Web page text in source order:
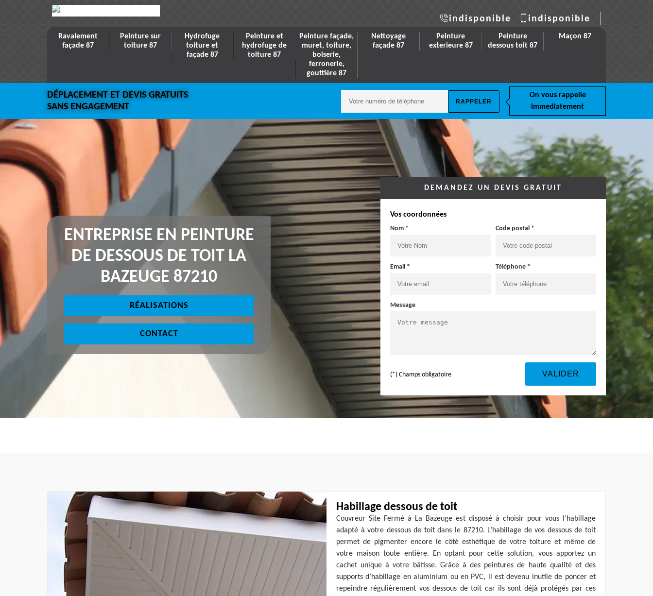
indisponible indisponible
Ravalement
façade 87
Peinture sur
toiture 87
Hydrofuge
toiture et
façade 87
Peinture et
hydrofuge de
toiture 87
Peinture façade,
muret, toiture,
boiserie,
ferronerie,
gouttière 87
Nettoyage
façade 87
Peinture
exterieure 87
Peinture
dessous toit 87
Maçon 87
DÉPLACEMENT ET DEVIS GRATUITS
SANS ENGAGEMENT
On vous rappelle
immediatement
ENTREPRISE EN PEINTURE
DE DESSOUS DE TOIT LA
BAZEUGE 87210
RÉALISATIONS
CONTACT
DEMANDEZ UN DEVIS GRATUIT
Vos coordonnées
Nom * Code postal *
Email * Téléphone *
Message
(*) Champs obligatoire
Habillage dessous de toit
Couvreur Site Fermé à La Bazeuge est disposé à choisir pour vous l’habillage
adapté à votre dessous de toit dans le 87210. L’habillage de vos dessous de toit
permet de pigmenter encore le côté esthétique de votre toiture et même de
votre maison toute entière. En optant pour cette solution, vous apportez un
cachet unique à votre bâtisse. Grâce à des peintures de haute qualité et des
supports d’habillage en aluminium ou en PVC, il est devenu inutile de poncer et
repeindre régulièrement vos dessous de toit car ils sont déjà protégés par ces